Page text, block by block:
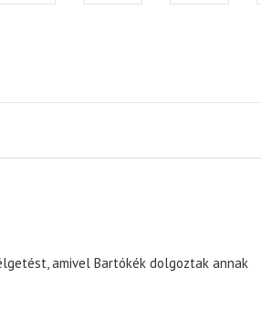
amivel Bartókék dolgoztak annak